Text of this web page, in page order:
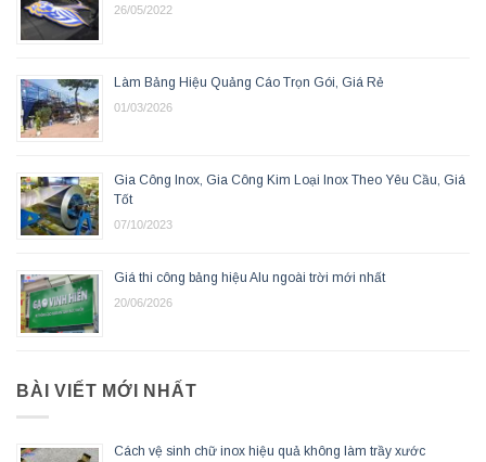
26/05/2022
Làm Bảng Hiệu Quảng Cáo Trọn Gói, Giá Rẻ
01/03/2026
Gia Công Inox, Gia Công Kim Loại Inox Theo Yêu Cầu, Giá
Tốt
07/10/2023
Giá thi công bảng hiệu Alu ngoài trời mới nhất
20/06/2026
BÀI VIẾT MỚI NHẤT
Cách vệ sinh chữ inox hiệu quả không làm trầy xước